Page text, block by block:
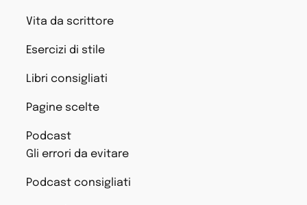
Vita da scrittore
Esercizi di stile
Libri consigliati
Pagine scelte
Podcast
Gli errori da evitare
Podcast consigliati